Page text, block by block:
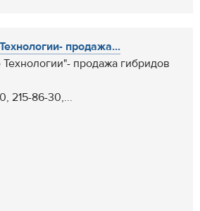
продажа...
продажа гибридов
215-86-30,...